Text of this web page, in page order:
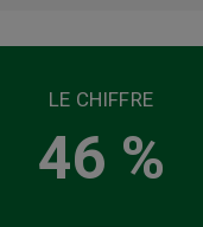
LE CHIFFRE
46 %